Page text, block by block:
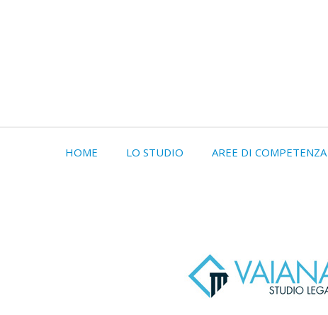
HOME LO STUDIO AREE DI COMPETENZA